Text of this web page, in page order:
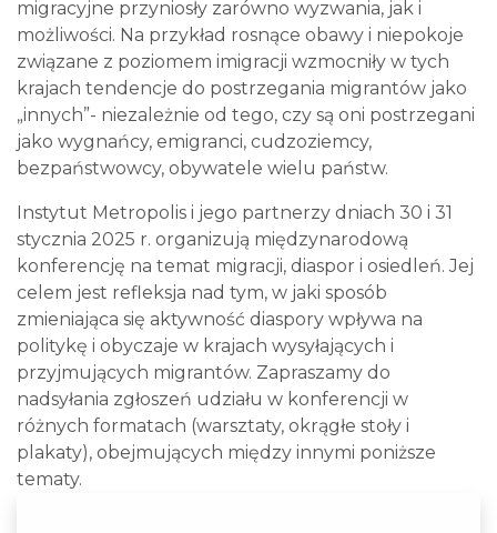
migracyjne przyniosły zarówno wyzwania, jak i
możliwości. Na przykład rosnące obawy i niepokoje
związane z poziomem imigracji wzmocniły w tych
krajach tendencje do postrzegania migrantów jako
„innych”- niezależnie od tego, czy są oni postrzegani
jako wygnańcy, emigranci, cudzoziemcy,
bezpaństwowcy, obywatele wielu państw.
Instytut Metropolis i jego partnerzy dniach 30 i 31
stycznia 2025 r. organizują międzynarodową
konferencję na temat migracji, diaspor i osiedleń. Jej
celem jest refleksja nad tym, w jaki sposób
zmieniająca się aktywność diaspory wpływa na
politykę i obyczaje w krajach wysyłających i
przyjmujących migrantów. Zapraszamy do
nadsyłania zgłoszeń udziału w konferencji w
różnych formatach (warsztaty, okrągłe stoły i
plakaty), obejmujących między innymi poniższe
tematy.